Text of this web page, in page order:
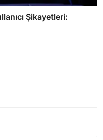
Şikayetleri: